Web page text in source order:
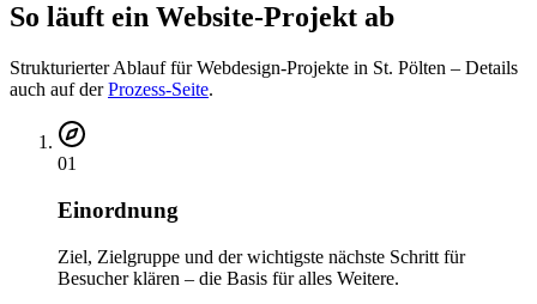
So läuft ein Website-Projekt ab
Strukturierter Ablauf für Webdesign-Projekte in St. Pölten – Details
auch auf der Prozess-Seite.
01
Einordnung
Ziel, Zielgruppe und der wichtigste nächste Schritt für
Besucher klären – die Basis für alles Weitere.